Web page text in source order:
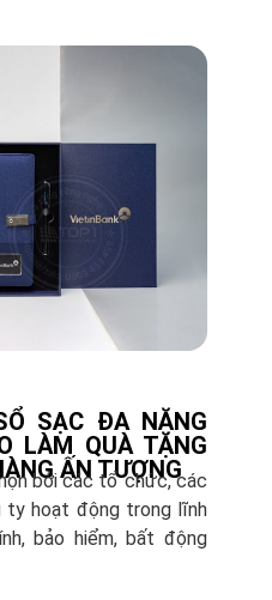
SẠC ĐA NĂNG
LÀM QUÀ TẶNG
ẤN TƯỢNG
bởi các tổ chức, các
hoạt động trong lĩnh
bảo hiểm, bất động